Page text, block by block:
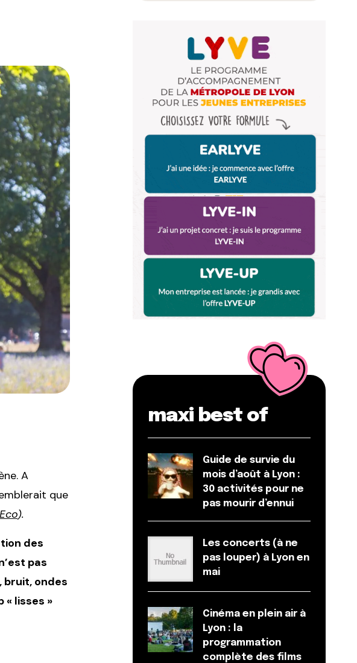
A
que
).
des
pas
bruit, ondes
lisses »
maxi best of
Guide de survie du
mois d’août à Lyon :
30 activités pour ne
pas mourir d’ennui
Les concerts (à ne
pas louper) à Lyon en
mai
Cinéma en plein air à
Lyon : la
programmation
complète des films